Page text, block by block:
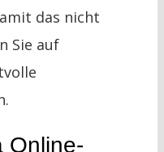
das nicht
Sie auf
Online-